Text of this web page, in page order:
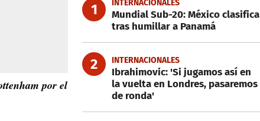
por el
1 INTERNACIONALES
Mundial Sub-20: México clasifica
tras humillar a Panamá
2 INTERNACIONALES
Ibrahimovic: 'Si jugamos así en
la vuelta en Londres, pasaremos
de ronda'